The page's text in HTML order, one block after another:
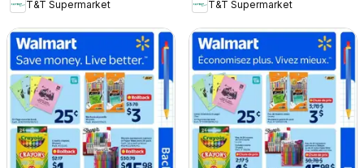
T&T Supermarket
T&T Supermarket